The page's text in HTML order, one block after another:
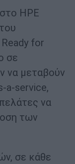
HPE
for
σε
να μεταβούν
a-service,
να
των
σε κάθε